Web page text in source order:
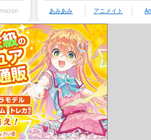
あみあみ アニメイト